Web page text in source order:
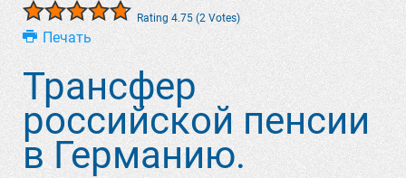
Rating 4.75 (2 Votes)
Печать
Трансфер
российской пенсии
в Германию.